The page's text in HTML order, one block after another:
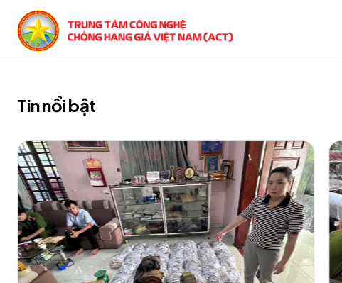
Tin nổi bật